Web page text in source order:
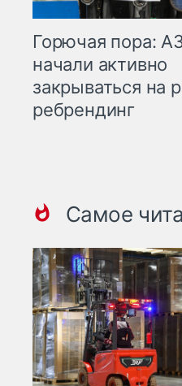
Горючая пора:
начали активно
закрываться на
ребрендинг
Самое